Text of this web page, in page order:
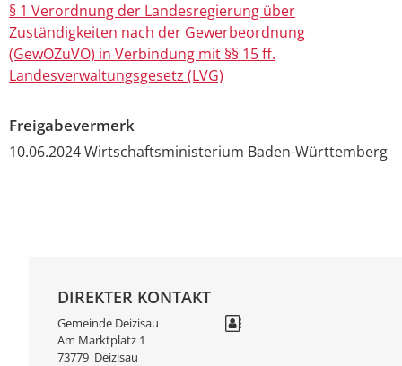
§ 1 Verordnung der Landesregierung über
Zuständigkeiten nach der Gewerbeordnung
(GewOZuVO) in Verbindung mit §§ 15 ff.
Landesverwaltungsgesetz (LVG)
Freigabevermerk
10.06.2024 Wirtschaftsministerium Baden-Württemberg
DIREKTER KONTAKT
Gemeinde Deizisau
Am Marktplatz 1
73779 Deizisau